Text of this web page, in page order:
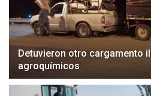
Detuvieron otro cargamento
agroquímicos